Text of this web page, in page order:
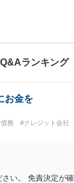
店５階】 お悩み
人ｉ 東大阪法律
におまかせくだ
ランキング
お金を
務 #クレジット会社
さい。 免責決定が